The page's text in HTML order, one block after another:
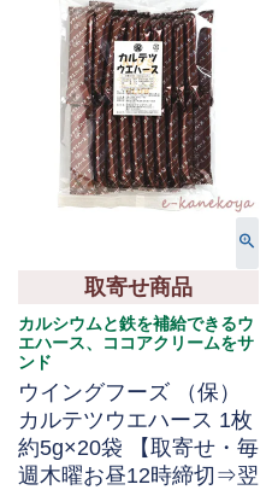
取寄せ商品
カルシウムと鉄を補給できるウ
エハース、ココアクリームをサ
ンド
ウイングフーズ （保）
カルテツウエハース 1枚
約5g×20袋 【取寄せ・毎
週木曜お昼12時締切⇒翌